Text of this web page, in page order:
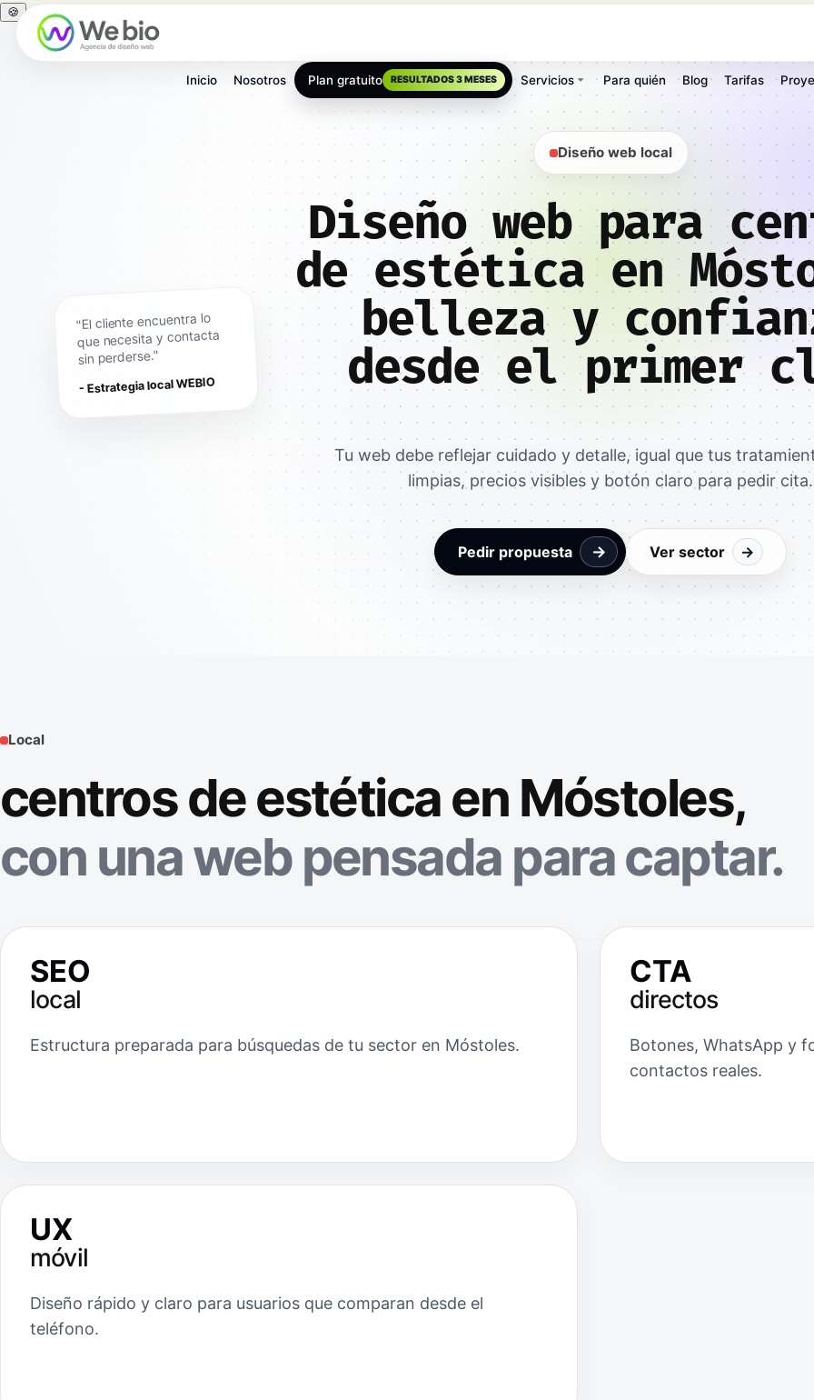
🍪
Inicio Nosotros Plan gratuito RESULTADOS 3 MESES Servicios Para quién Blog Tarifas
"El cliente encuentra lo
que necesita y contacta
sin perderse."
- Estrategia local WEBIO
Diseño web local
Diseño web para
de estética en
belleza y
desde el primer
Tu web debe reflejar cuidado y detalle, igual que tus
limpias, precios visibles y botón claro para pedir cita.
Pedir propuesta → Ver sector →
Local
centros de estética en Móstoles,
con una web pensada para captar.
SEO
local
Estructura preparada para búsquedas de tu sector en Móstoles.
CTA
directos
Botones, WhatsApp y
contactos reales.
UX
móvil
Diseño rápido y claro para usuarios que comparan desde el
teléfono.